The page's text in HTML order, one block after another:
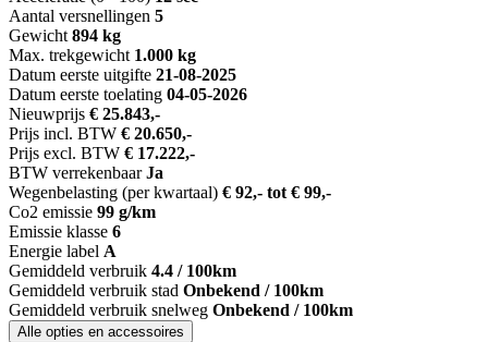
Aantal versnellingen 5
Gewicht 894 kg
Max. trekgewicht 1.000 kg
Datum eerste uitgifte 21-08-2025
Datum eerste toelating 04-05-2026
Nieuwprijs € 25.843,-
Prijs incl. BTW € 20.650,-
Prijs excl. BTW € 17.222,-
BTW verrekenbaar Ja
Wegenbelasting (per kwartaal) € 92,- tot € 99,-
Co2 emissie 99 g/km
Emissie klasse 6
Energie label A
Gemiddeld verbruik 4.4 / 100km
Gemiddeld verbruik stad Onbekend / 100km
Gemiddeld verbruik snelweg Onbekend / 100km
Alle opties en accessoires